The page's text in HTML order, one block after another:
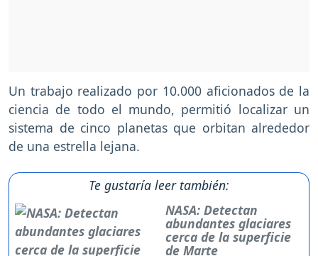
Un trabajo realizado por 10.000 aficionados de la
ciencia de todo el mundo, permitió localizar un
sistema de cinco planetas que orbitan alrededor
de una estrella lejana.
Te gustaría leer también:
NASA: Detectan
abundantes glaciares
cerca de la superficie
de Marte